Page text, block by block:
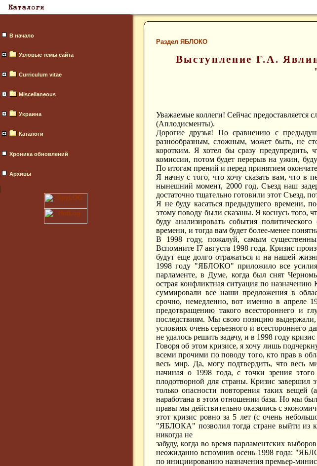
В начало
Узловые темы сайта
Curriculum vitae
Miscellaneous
Украина
Каталоги
Хроника обновлений
Архивы
Раздел ЯБЛОКО
Выступление Г.А.
Уважаемые коллеги! Сейчас предоставляется
(Аплодисменты).
Дорогие друзья! По сравнению с
разнообразным, сложным, может быть, не
коротким. Я хотел бы сразу предупредить,
комиссии, потом будет перерыв на ужин,
По итогам прений и перед принятием
Я начну с того, что хочу сказать вам, что в
нынешний момент, 2000 год, Съезд наш
достаточно тщательно готовили этот Съезд,
Я не буду касаться предыдущего времени,
этому поводу были сказаны. Я коснусь того,
буду анализировать события
времени, и тогда вам будет более-менее
В 1998 году, пожалуй, самым
Вспомните I7 августа 1998 года. Кризис
будут еще долго отражаться и на нашей
1998 году "ЯБЛОКО" приложило все
парламенте, в Думе, когда был снят
острая конфликтная ситуация по
суммировали все наши предложения в
срочно, немедленно, вот именно в апреле
предотвращению такого всестороннего и
последствиям. Мы свою позицию выдержали,
условиях очень серьезного и всестороннего
не удалось решить задачу, и в 1998 году кризис
Говоря об этом кризисе, я хочу лишь
всеми прочими по поводу того, кто прав в
весь мир. Да, могу подтвердить, что весь
начиная о 1998 года, с точки зрения
плодотворной для страны. Кризис завершил
только опасности повторения таких вещей
наработана в этом отношении база. Но мы
правы мы действительно оказались с
этот кризис ровно за 5 лет (с очень
"ЯБЛОКА" позволил тогда стране выйти из
никогда не
забуду, когда во время парламентских
неожиданно вспомнив осень 1998 года:
по инициированию назначения премьер-